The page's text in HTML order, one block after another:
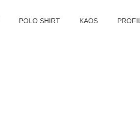
POLO SHIRT KAOS PROFIL